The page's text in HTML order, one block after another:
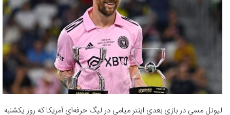
لیونل مسی در بازی بعدی اینتر میامی در لیگ حرفه‌ای آمریکا که روز یکشنبه